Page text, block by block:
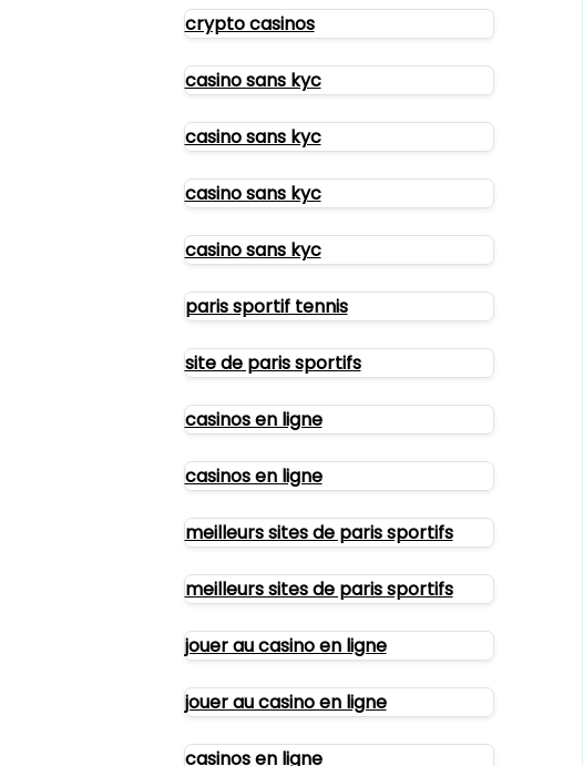
crypto casinos
casino sans kyc
casino sans kyc
casino sans kyc
casino sans kyc
paris sportif tennis
site de paris sportifs
casinos en ligne
casinos en ligne
meilleurs sites de paris sportifs
meilleurs sites de paris sportifs
jouer au casino en ligne
jouer au casino en ligne
casinos en ligne